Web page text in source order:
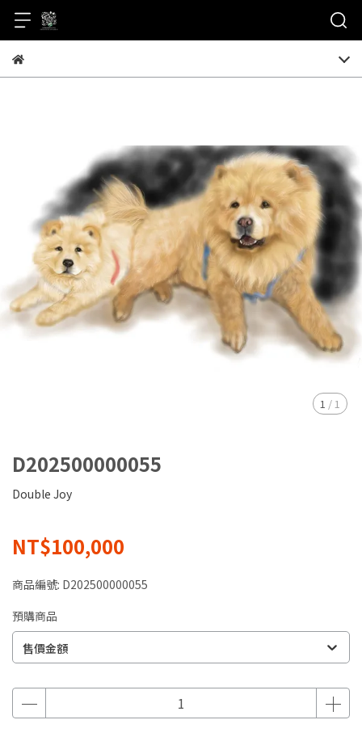
1 / 1
D202500000055
Double Joy
NT$100,000
商品編號: D202500000055
預購商品
售價金額